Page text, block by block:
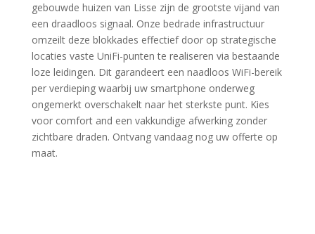
gebouwde huizen van Lisse zijn de grootste vijand van
een draadloos signaal. Onze bedrade infrastructuur
omzeilt deze blokkades effectief door op strategische
locaties vaste UniFi-punten te realiseren via bestaande
loze leidingen. Dit garandeert een naadloos WiFi-bereik
per verdieping waarbij uw smartphone onderweg
ongemerkt overschakelt naar het sterkste punt. Kies
voor comfort and een vakkundige afwerking zonder
zichtbare draden. Ontvang vandaag nog uw offerte op
maat.